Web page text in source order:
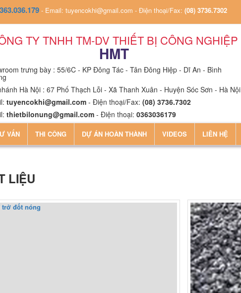
- Email: tuyencokhi@gmail.com - Điện thoại/Fax: (08) 3736.7302
TY TNHH TM-DV THIẾT BỊ CÔNG NGHIỆP
HMT
trưng bày : 55/6C - KP Đông Tác - Tân Đông Hiệp - Dĩ An - Bình
Hà Nội : 67 Phố Thạch Lỗi - Xã Thanh Xuân - Huyện Sóc Sơn - Hà Nội
tuyencokhi@gmail.com- Điện thoại/Fax: (08) 3736.7302
thietbilonung@gmail.com- Điện thoại: 0363036179
VẤN THI CÔNG DỰ ÁN HOÀN THÀNH VIDEOS LIÊN HỆ
LIỆU